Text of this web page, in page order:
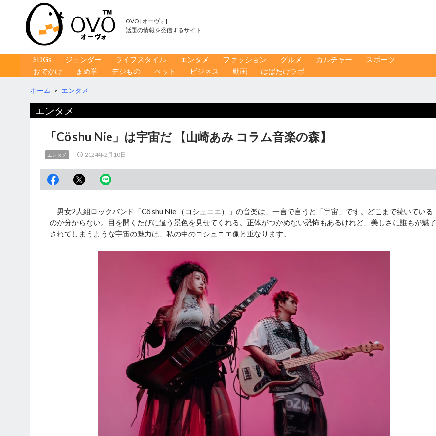
OVO [オーヴォ]
話題の情報を発信するサイト
コンテンツへ移動
SDGs ジェンダー ライフスタイル エンタメ ファッション グルメ カルチャー
スポーツ
おでかけ
まめ学 デジもの ペット ビジネス 動画 はばたけラボ
ホーム > エンタメ
エンタメ
「Cö shu Nie」は宇宙だ 【山崎あみ コラム音楽の森】
エンタメ 2024年2月10日
男女2人組ロックバンド「Cö shu Nie （コシュニエ）」の音楽は、一言で言うと「宇宙」です。どこまで続いている
のか分からない。目を開くたびに違う景色を見せてくれる。正体がつかめない恐怖もあるけれど、美しさに誰もが魅了
されてしまうような宇宙の魅力は、私の中のコシュニエ像と重なります。